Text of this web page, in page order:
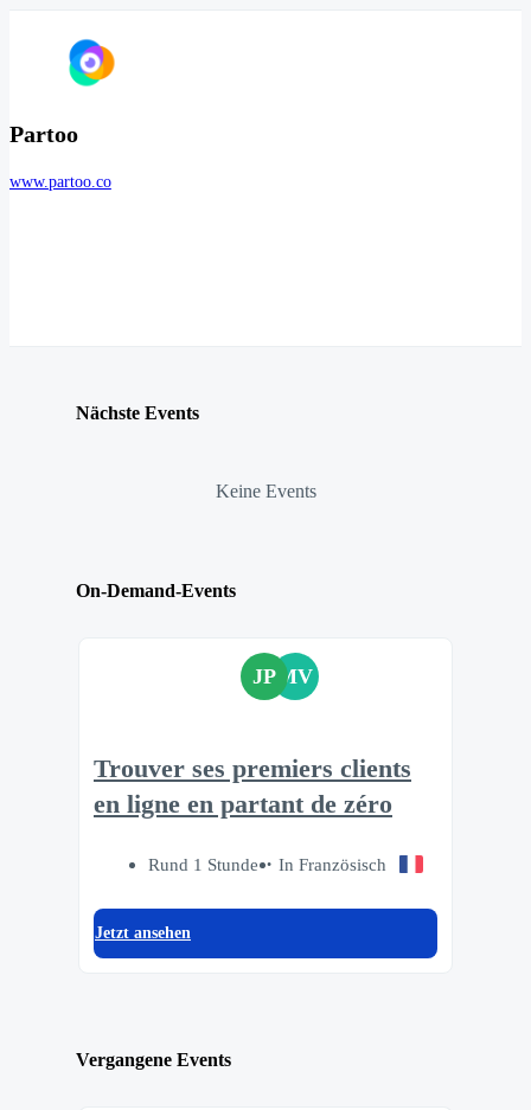
Partoo
www.partoo.co
Nächste Events
Keine Events
On-Demand-Events
JP MV
Trouver ses premiers clients
en ligne en partant de zéro
Rund 1 Stunde In Französisch
Jetzt ansehen
Vergangene Events